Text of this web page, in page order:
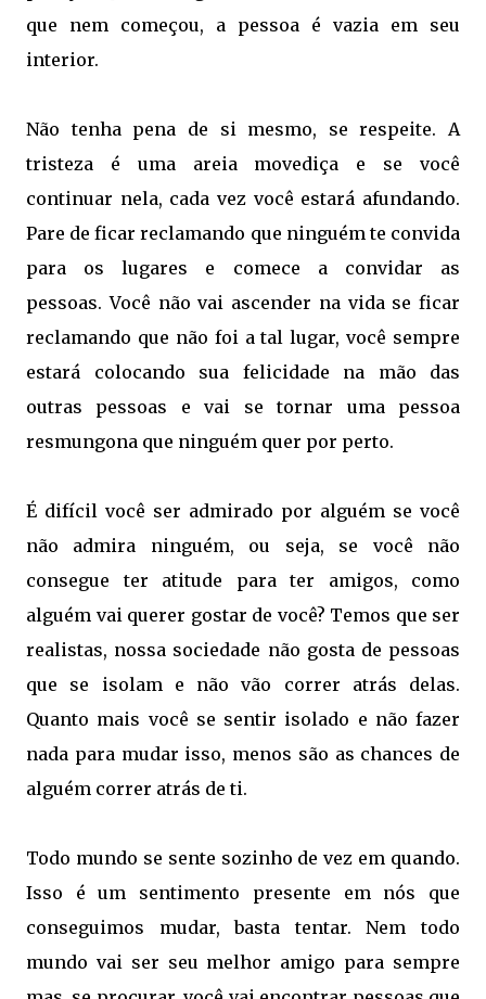
que nem começou, a pessoa é vazia em seu
interior.
Não tenha pena de si mesmo, se respeite. A
tristeza é uma areia movediça e se você
continuar nela, cada vez você estará afundando.
Pare de ficar reclamando que ninguém te convida
para os lugares e comece a convidar as
pessoas. Você não vai ascender na vida se ficar
reclamando que não foi a tal lugar, você sempre
estará colocando sua felicidade na mão das
outras pessoas e vai se tornar uma pessoa
resmungona que ninguém quer por perto.
É difícil você ser admirado por alguém se você
não admira ninguém, ou seja, se você não
consegue ter atitude para ter amigos, como
alguém vai querer gostar de você? Temos que ser
realistas, nossa sociedade não gosta de pessoas
que se isolam e não vão correr atrás delas.
Quanto mais você se sentir isolado e não fazer
nada para mudar isso, menos são as chances de
alguém correr atrás de ti.
Todo mundo se sente sozinho de vez em quando.
Isso é um sentimento presente em nós que
conseguimos mudar, basta tentar. Nem todo
mundo vai ser seu melhor amigo para sempre